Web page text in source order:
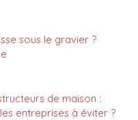
sous le gravier ?
de maison :
entreprises à éviter ?